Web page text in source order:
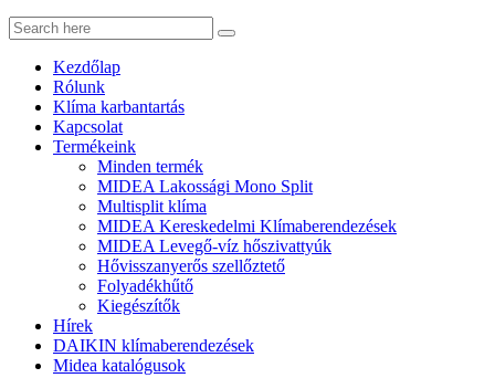
Kezdőlap
Rólunk
Klíma karbantartás
Kapcsolat
Termékeink
Minden termék
MIDEA Lakossági Mono Split
Multisplit klíma
MIDEA Kereskedelmi Klímaberendezések
MIDEA Levegő-víz hőszivattyúk
Hővisszanyerős szellőztető
Folyadékhűtő
Kiegészítők
Hírek
DAIKIN klímaberendezések
Midea katalógusok